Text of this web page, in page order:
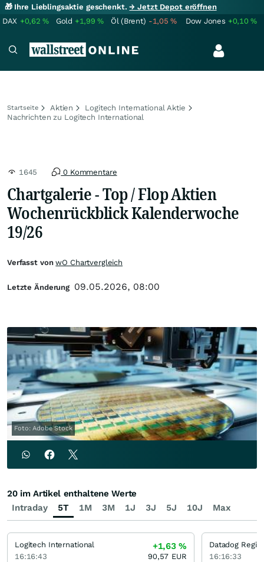
🎁 Ihre Lieblingsaktie geschenkt.→ Jetzt Depot eröffnen
DAX +0,62% Gold +1,99% Öl (Brent) -1,05% Dow Jones +0,10%
Startseite Aktien
Logitech International Aktie
Nachrichten zu Logitech International
1645 0 Kommentare
Chartgalerie - Top / Flop Aktien
Wochenrückblick Kalenderwoche
19/26
Foto: Adobe Stock
Verfasst vonwO Chartvergleich
Letzte Änderung 09.05.2026, 08:00
Intraday 5T 1M 3M 1J 3J 5J 10J Max
20 im Artikel enthaltene Werte
Logitech International
16:16:43
+1,63%
90,57 EUR
Datadog
16:16:33